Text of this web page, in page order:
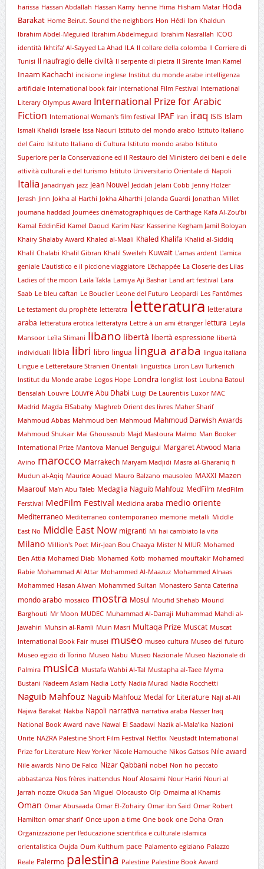
harissa Hassan Abdallah Hassan Kamy henne Hima Hisham Matar Hoda
Barakat Home Beirut. Sound the neighbors Hon Hédi Ibn Khaldun
Ibrahim Abdel-Meguied Ibrahim Abdelmeguid Ibrahim Nasrallah ICOO
identità Ikhtifa’ Al-Sayyed La Ahad ILA Il collare della colomba Il Corriere di
Tunisi Il naufragio delle civiltà Il serpente di pietra Il Sirente Iman Kamel
Inaam Kachachi incisione inglese Institut du monde arabe intelligenza
artificiale International book fair International Film Festival International
Literary Olympus Award International Prize for Arabic
Fiction International Woman's film festival IPAF Iran iraq ISIS Islam
Ismali Khalidi Israele Issa Naouri Istituto del mondo arabo Istituto Italiano
del Cairo Istituto Italiano di Cultura Istituto mondo arabo Istituto
Superiore per la Conservazione ed il Restauro del Ministero dei beni e delle
attività culturali e del turismo Istituto Universitario Orientale di Napoli
Italia Janadriyah jazz Jean Nouvel Jeddah Jelani Cobb Jenny Holzer
Jerash Jinn Jokha al Harthi Jokha Alharthi Jolanda Guardi Jonathan Millet
joumana haddad Journées cinématographiques de Carthage Kafa Al-Zou’bi
Kamal EddinEid Kamel Daoud Karim Nasr Kasserine Kegham Jamil Boloyan
Khairy Shalaby Award Khaled al-Maali Khaled Khalifa Khalid al-Siddiq
Khalil Chalabi Khalil Gibran Khalil Sweileh Kuwait L'amas ardent L'amica
geniale L'autistico e il piccione viaggiatore L'échappée La Closerie des Lilas
Ladies of the moon Laila Takla Lamiya Aji Bashar Land art festival Lara
Saab Le bleu caftan Le Bouclier Leone del Futuro Leopardi Les Fantômes
Le testament du prophète letteratra letteratura letteratura
araba letteratura erotica letteratyra Lettre à un ami étranger lettura Leyla
Mansoor Leïla Slimani libano libertà libertà espressione libertà
individuali libia libri libro lingua lingua araba lingua italiana
Lingue e Letteretaure Stranieri Orientali linguistica Liron Lavi Turkenich
lnstitut du Monde arabe Logos Hope Londra longlist lost Loubna Batoul
Bensalah Louvre Louvre Abu Dhabi Luigi De Laurentiis Luxor MAC
Madrid Magda ElSabahy Maghreb Orient des livres Maher Sharif
Mahmoud Abbas Mahmoud ben Mahmoud Mahmoud Darwish Awards
Mahmoud Shukair Mai Ghoussoub Majd Mastoura Malmo Man Booker
International Prize Mantova Manuel Benguigui Margaret Atwood Maria
Avino marocco Marrakech Maryam Madjidi Masra al-Gharaniq fi
Mudun al-Aqiq Maurice Aouad Mauro Balzano mausoleo MAXXI Mazen
Maarouf Ma’n Abu Taleb Medaglia Naguib Mahfouz MedFilm MedFilm
Ferstival MedFilm Festival Medicina araba medio oriente
Mediterraneo Mediterraneo contemporaneo memorie metalli Middle
East No Middle East Now migranti Mi hai cambiato la vita
Milano Million's Poet Mir-Jean Bou Chaaya Mister N MIUR Mohamed
Ben Attia Mohamed Diab Mohamed Kotb mohamed mouftakir Mohamed
Rabie Mohammad Al Attar Mohammed Al-Maazuz Mohammed Alnaas
Mohammed Hasan Alwan Mohammed Sultan Monastero Santa Caterina
mondo arabo mosaico mostra Mosul Moufid Shehab Mourid
Barghouti Mr Moon MUDEC Muhammad Al-Darraji Muhammad Mahdi al-
Jawahiri Muhsin al-Ramli Muin Masri Multaqa Prize Muscat Muscat
International Book Fair musei museo museo cultura Museo del futuro
Museo egizio di Torino Museo Nabu Museo Nazionale Museo Nazionale di
Palmira musica Mustafa Wahbi Al-Tal Mustapha al-Taee Myrna
Bustani Nadeem Aslam Nadia Lotfy Nadia Murad Nadia Rocchetti
Naguib Mahfouz Naguib Mahfouz Medal for Literature Naji al-Ali
Najwa Barakat Nakba Napoli narrativa narrativa araba Nasser Iraq
National Book Award nave Nawal El Saadawi Nazik al-Mala’ika Nazioni
Unite NAZRA Palestine Short Film Festival Netflix Neustadt International
Prize for Literature New Yorker Nicole Hamouche Nikos Gatsos Nile award
Nile awards Nino De Falco Nizar Qabbani nobel Non ho peccato
abbastanza Nos frères inattendus Nouf Alosaimi Nour Hariri Nouri al
Jarrah nozze Okuda San Miguel Olocausto Olp Omaima al Khamis
Oman Omar Abusaada Omar El-Zohairy Omar ibn Said Omar Robert
Hamilton omar sharif Once upon a time One book one Doha Oran
Organizzazione per l'educazione scientifica e culturale islamica
orientalistica Oujda Oum Kulthum pace Palamento egiziano Palazzo
Reale Palermo palestina Palestine Palestine Book Award